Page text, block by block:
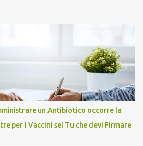
un Antibiotico occorre la
per i Vaccini sei Tu che devi Firmare